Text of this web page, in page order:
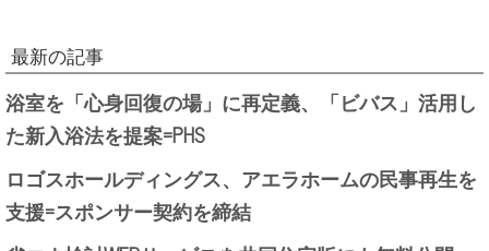
最新の記事
浴室を「心身回復の場」に再定義、「ビバス」活用し
た新入浴法を提案=PHS
ロゴスホールディングス、アエラホームの民事再生を
支援=スポンサー契約を締結